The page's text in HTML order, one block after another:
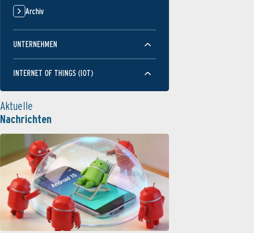
Archiv
UNTERNEHMEN
INTERNET OF THINGS (IOT)
Aktuelle
Nachrichten